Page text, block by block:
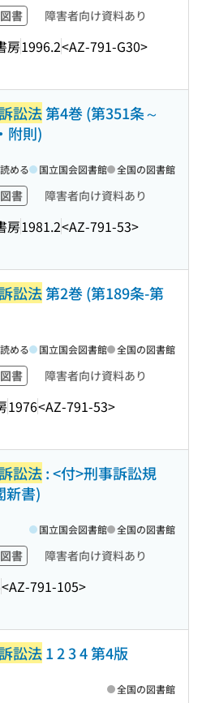
図書 障害者向け資料あり
房1996.2<AZ-791-G30>
訟法第4巻 (第351条～
附則)
図書 障害者向け資料あり
房1981.2<AZ-791-53>
める 国立国会図書館 全国の図書館
訟法第2巻 (第189条-第
図書 障害者向け資料あり
1976<AZ-791-53>
める 国立国会図書館 全国の図書館
訟法: <付>刑事訴訟規
新書)
図書 障害者向け資料あり
<AZ-791-105>
国立国会図書館 全国の図書館
訟法1 2 3 4 第4版
全国の図書館